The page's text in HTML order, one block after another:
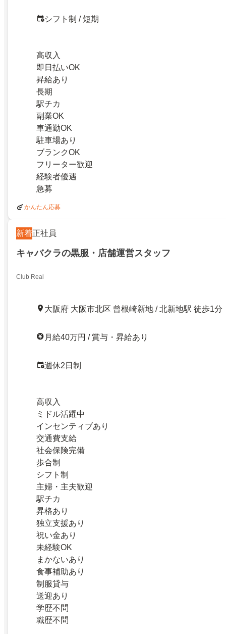
シフト制 / 短期
高収入
即日払いOK
昇給あり
長期
駅チカ
副業OK
車通勤OK
駐車場あり
ブランクOK
フリーター歓迎
経験者優遇
急募
かんたん応募
新着正社員
キャバクラの黒服・店舗運営スタッフ
Club Real
大阪府 大阪市北区 曾根崎新地 / 北新地駅 徒歩1分
月給40万円 / 賞与・昇給あり
週休2日制
高収入
ミドル活躍中
インセンティブあり
交通費支給
社会保険完備
歩合制
シフト制
主婦・主夫歓迎
駅チカ
昇格あり
独立支援あり
祝い金あり
未経験OK
まかないあり
食事補助あり
制服貸与
送迎あり
学歴不問
職歴不問